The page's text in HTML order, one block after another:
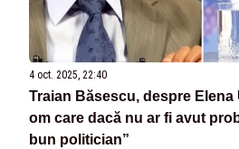
4 oct. 2025, 22:40
Traian Băsescu, despre Elena
om care dacă nu ar fi avut
bun politician”